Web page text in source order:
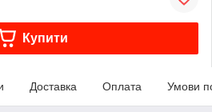
Купити
Доставка Оплата Умови